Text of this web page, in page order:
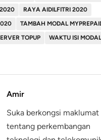
RAYA AIDILFITRI 2020
TAMBAH MODAL
TOPUP
WAKTU ISI
Amir
Suka berkongsi maklumat
tentang perkembangan